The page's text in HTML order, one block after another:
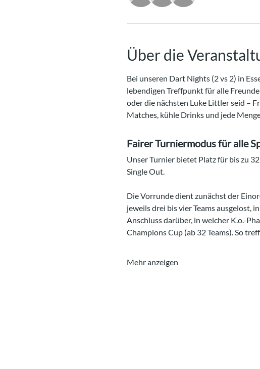
Über die
Bei unseren Dart Nights (2 vs 2) in
lebendigen Treffpunkt für alle
oder die nächsten Luke Littler seid –
Matches, kühle Drinks und jede
Fairer Turniermodus für alle
Unser Turnier bietet Platz für bis zu
Single Out.
Die Vorrunde dient zunächst der
jeweils drei bis vier Teams ausgelost,
Anschluss darüber, in welcher K.o.-
Champions Cup (ab 32 Teams). So
Mehr anzeigen